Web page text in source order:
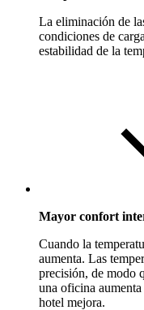
La eliminación de
condiciones de
estabilidad de la
Mayor confort
Cuando la
aumenta. Las
precisión, de modo
una oficina
hotel mejora.